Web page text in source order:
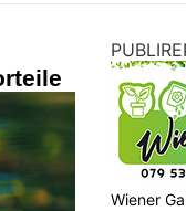
Wiener